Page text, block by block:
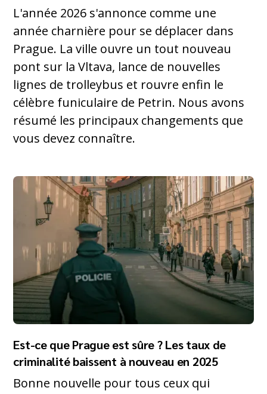
L'année 2026 s'annonce comme une
année charnière pour se déplacer dans
Prague. La ville ouvre un tout nouveau
pont sur la Vltava, lance de nouvelles
lignes de trolleybus et rouvre enfin le
célèbre funiculaire de Petrin. Nous avons
résumé les principaux changements que
vous devez connaître.
Est-ce que Prague est sûre ? Les taux de
criminalité baissent à nouveau en 2025
Bonne nouvelle pour tous ceux qui